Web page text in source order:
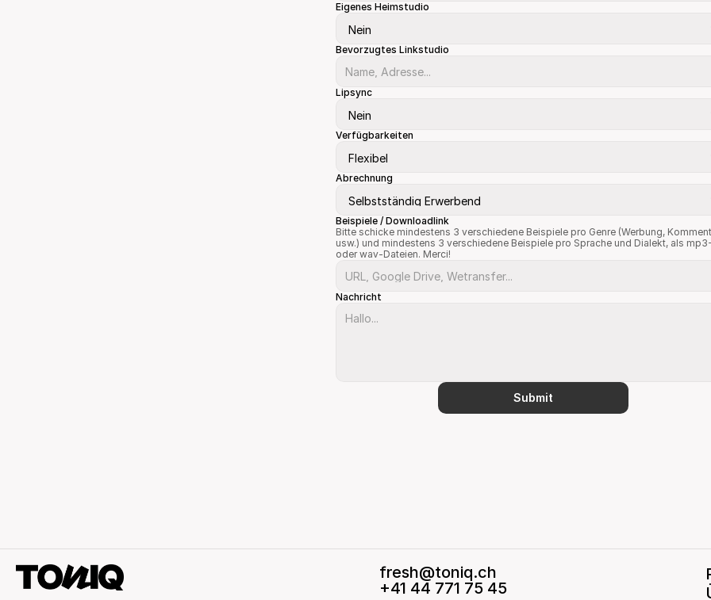
Eigenes Heimstudio
Bevorzugtes Linkstudio
Lipsync
Verfügbarkeiten
Abrechnung
Beispiele / Downloadlink
Bitte schicke mindestens 3 verschiedene Beispiele pro Genre (Werbung,
usw.) und mindestens 3 verschiedene Beispiele pro Sprache und Dialekt, als
oder wav-Dateien. Merci!
Nachricht
Submit
fresh@toniq.ch
+41 44 771 75 45